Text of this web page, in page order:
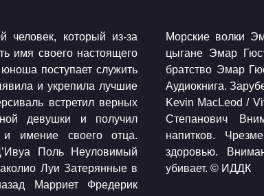
который из-за
имя своего настоящего
поступает служить
и укрепила лучшие
встретил верных
девушки и получил
имение своего отца.
Поль Неуловимый
Луи Затерянные в
Марриет Фредерик
Эмар Гюстав Морские
Гюстав Береговое
Гюстав Флибустьеры
Музыка: freepd.com
Горкавенко Алексей
распития спиртных
вредит вашему
Курение
убивает. © ИДДК